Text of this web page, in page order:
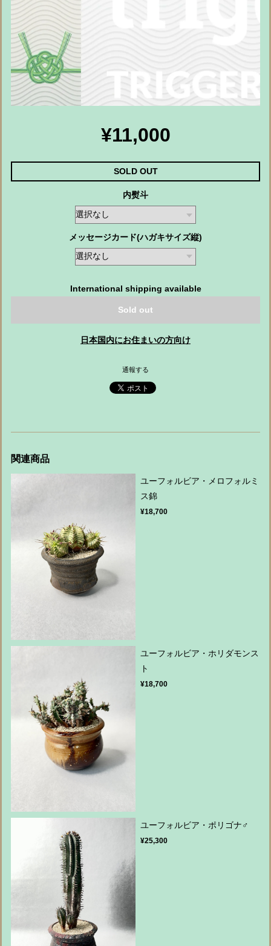
¥11,000
SOLD OUT
内熨斗
メッセージカード(ハガキサイズ縦)
International shipping available
Sold out
日本国内にお住まいの方向け
通報する
関連商品
ユーフォルビア・メロフォルミ
ス錦
¥18,700
ユーフォルビア・ホリダモンス
ト
¥18,700
ユーフォルビア・ポリゴナ♂
¥25,300